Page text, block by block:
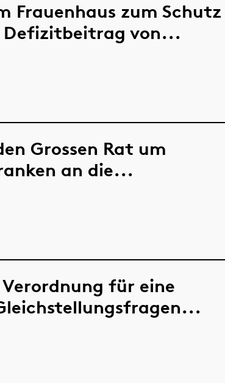
Frauenhaus zum Schutz
Defizitbeitrag von...
Grossen Rat um
an die...
für eine